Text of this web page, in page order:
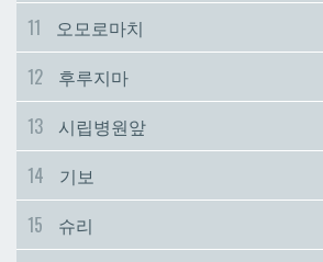
이시미네
데다코우라니시
이시미네
데다코우라니시
11
오모로마치
12
후루지마
13
시립병원앞
14
기보
15
슈리